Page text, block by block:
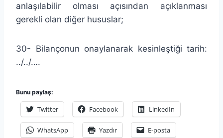
anlaşılabilir olması açısından açıklanması
gerekli olan diğer hususlar;
30- Bilançonun onaylanarak kesinleştiği tarih:
../../….
Bunu paylaş:
Twitter Facebook LinkedIn
WhatsApp Yazdır E-posta